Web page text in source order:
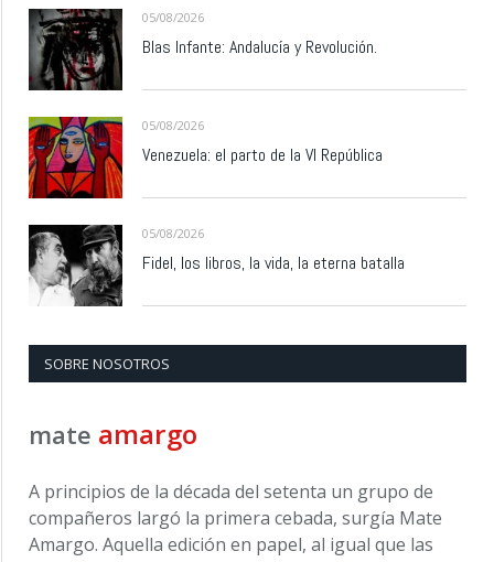
05/08/2026
Blas Infante: Andalucía y Revolución.
05/08/2026
Venezuela: el parto de la VI República
05/08/2026
Fidel, los libros, la vida, la eterna batalla
SOBRE NOSOTROS
mate amargo
A principios de la década del setenta un grupo de
compañeros largó la primera cebada, surgía Mate
Amargo. Aquella edición en papel, al igual que las